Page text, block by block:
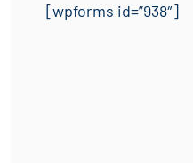
[wpforms id=”938″]